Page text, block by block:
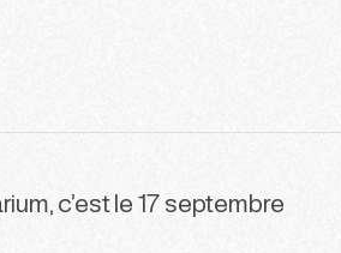
c’est le 17 septembre